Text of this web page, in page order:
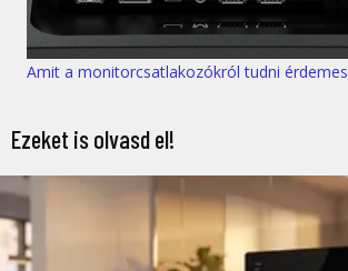
Amit a monitorcsatlakozókról tudni érdemes
Ezeket is olvasd el!